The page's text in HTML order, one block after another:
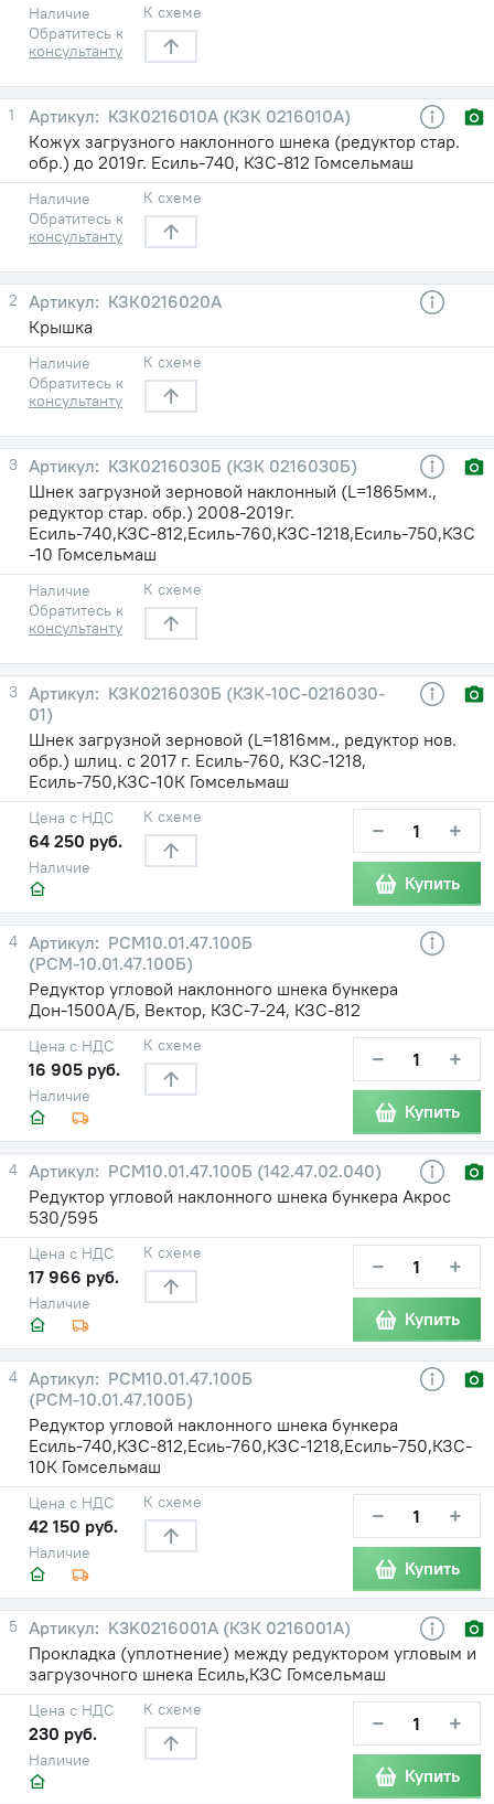
Наличие
Обратитесь к
консультанту
К схеме
1
КЗК0216010А (КЗК 0216010А)
Кожух загрузного наклонного шнека (редуктор стар.
обр.) до 2019г. Есиль-740, КЗС-812 Гомсельмаш
Наличие
Обратитесь к
консультанту
К схеме
2
КЗК0216020А
Крышка
Наличие
Обратитесь к
консультанту
К схеме
3
КЗК0216030Б (КЗК 0216030Б)
Шнек загрузной зерновой наклонный (L=1865мм.,
редуктор стар. обр.) 2008-2019г.
Есиль-740,КЗС-812,Есиль-760,КЗС-1218,Есиль-750,КЗС
-10 Гомсельмаш
Наличие
Обратитесь к
консультанту
К схеме
3
КЗК0216030Б (КЗК-10С-0216030-
01)
Шнек загрузной зерновой (L=1816мм., редуктор нов.
обр.) шлиц. с 2017 г. Есиль-760, КЗС-1218,
Есиль-750,КЗС-10К Гомсельмаш
Наличие
Цена с НДС
64 250 руб.
К схеме − +
Купить
4
PCM10.01.47.100Б
(РСМ-10.01.47.100Б)
Редуктор угловой наклонного шнека бункера
Дон-1500А/Б, Вектор, КЗС-7-24, КЗС-812
Наличие
Цена с НДС
16 905 руб.
К схеме − +
Купить
4
PCM10.01.47.100Б (142.47.02.040)
Редуктор угловой наклонного шнека бункера Акрос
530/595
Наличие
Цена с НДС
17 966 руб.
К схеме − +
Купить
4
PCM10.01.47.100Б
(РСМ-10.01.47.100Б)
Редуктор угловой наклонного шнека бункера
Есиль-740,КЗС-812,Есиь-760,КЗС-1218,Есиль-750,КЗС-
10К Гомсельмаш
Наличие
Цена с НДС
42 150 руб.
К схеме − +
Купить
5
K3K0216001A (КЗК 0216001А)
Прокладка (уплотнение) между редуктором угловым и
загрузочного шнека Есиль,КЗС Гомсельмаш
Наличие
Цена с НДС
230 руб.
К схеме − +
Купить